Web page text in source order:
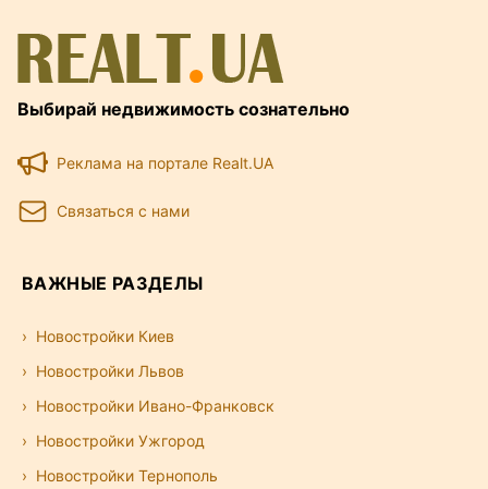
Выбирай недвижимость сознательно
Реклама на портале Realt.UA
Связаться с нами
ВАЖНЫЕ РАЗДЕЛЫ
Новостройки Киев
Новостройки Львов
Новостройки Ивано-Франковск
Новостройки Ужгород
Новостройки Тернополь